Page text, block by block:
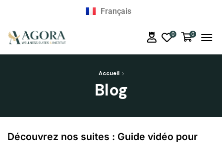
Français
English
0 0
Accueil
Blog
Découvrez nos suites : Guide vidéo pour